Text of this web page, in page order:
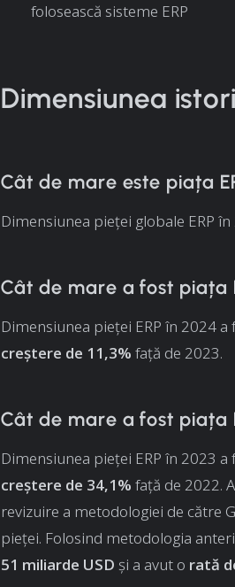
folosească sisteme ERP
Dimensiunea
Cât de mare este piața
Dimensiunea pieței globale ERP
Cât de mare a fost piața
Dimensiunea pieței ERP în 2024 a
creștere de 11,3% față de 2023.
Cât de mare a fost piața
Dimensiunea pieței ERP în 2023 a
creștere de 34,1% față de 2022.
revizuire a metodologiei de către
pieței. Folosind metodologia
51 miliarde USD și a avut o rată